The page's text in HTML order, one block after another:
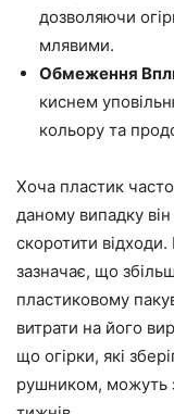
дозволяючи
млявими.
Обмеження
киснем
кольору та
Хоча пластик
даному випадку
скоротити
зазначає, що
пластиковому
витрати на його
що огірки, які
рушником, можуть